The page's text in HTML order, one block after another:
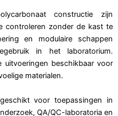
constructie zijn
controleren zonder de kast te
en modulaire schappen
in het laboratorium.
uitvoeringen beschikbaar voor
materialen.
voor toepassingen in
QA/QC-laboratoria en